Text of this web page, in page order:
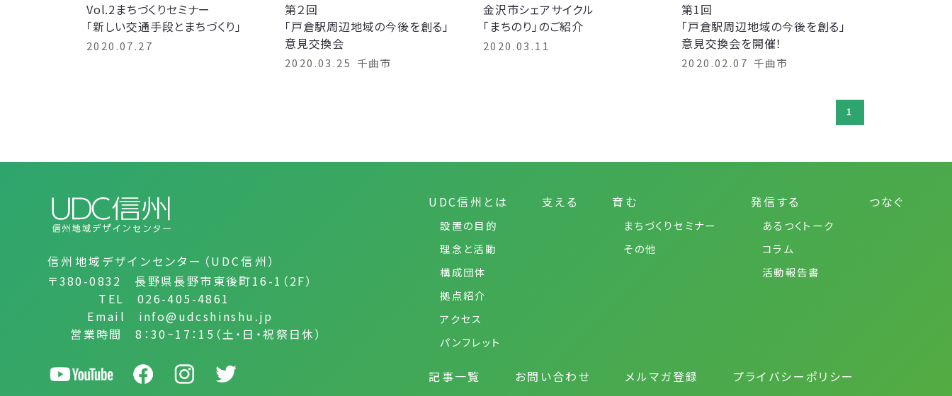
Vol.2まちづくりセミナー
「新しい交通手段とまちづくり」
2020.07.27
第２回
「戸倉駅周辺地域の今後を創る」
意見交換会
2020.03.25 千曲市
金沢市シェアサイクル
「まちのり」のご紹介
2020.03.11
第1回
「戸倉駅周辺地域の今後を創る」
意見交換会を開催！
2020.02.07 千曲市
1
信州地域デザインセンター（UDC信州）
〒380-0832 長野県長野市東後町16-1（2F）
TEL 026-405-4861
Email info@udcshinshu.jp
営業時間 8：30~17：15（土・日・祝祭日休）
UDC信州とは
設置の目的
理念と活動
構成団体
拠点紹介
アクセス
パンフレット
支える 育む
まちづくりセミナー
その他
発信する
あるつくトーク
コラム
活動報告書
つなぐ
記事一覧 お問い合わせ メルマガ登録 プライバシーポリシー